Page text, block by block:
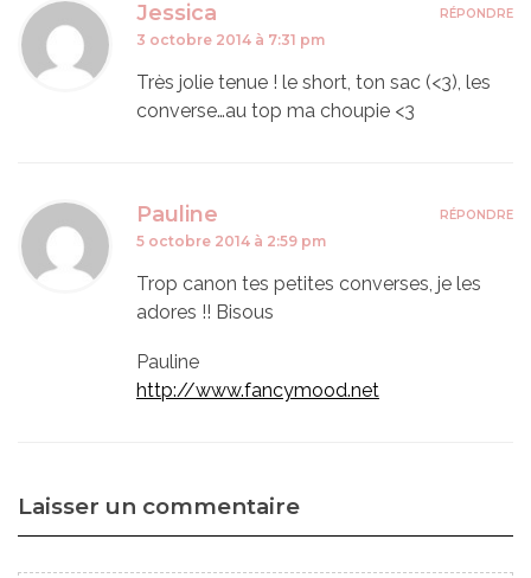
Jessica
3 octobre 2014 à 7:31 pm
Très jolie tenue ! le short, ton sac (<3), les
converse…au top ma choupie <3
RÉPONDRE
Pauline
5 octobre 2014 à 2:59 pm
Trop canon tes petites converses, je les
adores !! Bisous
Pauline
http://www.fancymood.net
RÉPONDRE
Laisser un commentaire